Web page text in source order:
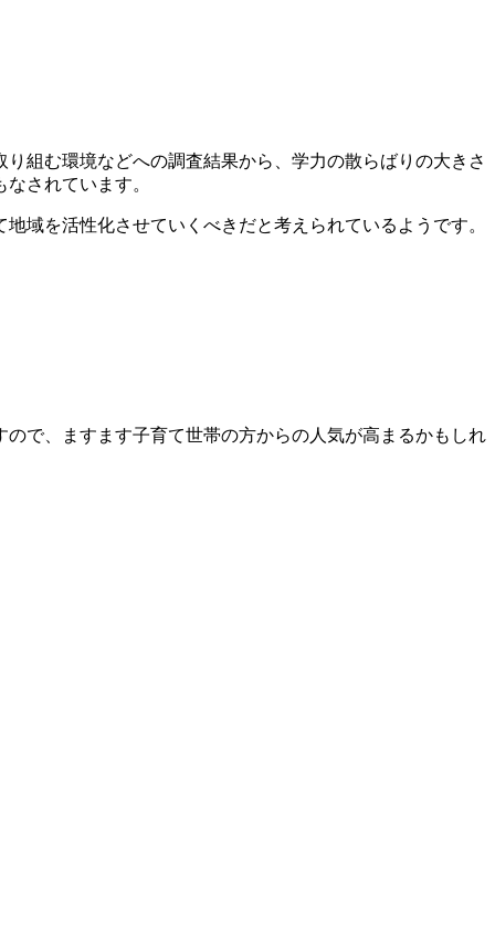
組む環境などへの調査結果から、学力の散らばりの大きさ
されています。
域を活性化させていくべきだと考えられているようです。
で、ますます子育て世帯の方からの人気が高まるかもしれ